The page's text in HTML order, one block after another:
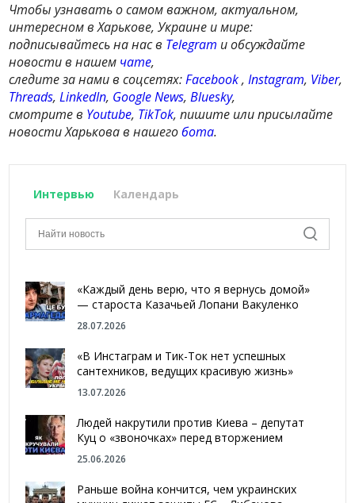
Чтобы узнавать о самом важном, актуальном,
интересном в Харькове, Украине и мире:
подписывайтесь на нас в Telegram и обсуждайте
новости в нашем чате,
следите за нами в соцсетях:Facebook,Instagram, Viber,
Threads,LinkedIn, Google News,Bluesky,
смотрите в Youtube, TikTok, пишите или присылайте
новости Харькова в нашегобота.
Интервью Календарь
«Каждый день верю, что я вернусь домой»
— староста Казачьей Лопани Вакуленко
28.07.2026
«В Инстаграм и Тик-Ток нет успешных
сантехников, ведущих красивую жизнь»
13.07.2026
Людей накрутили против Киева – депутат
Куц о «звоночках» перед вторжением
25.06.2026
Раньше война кончится, чем украинских